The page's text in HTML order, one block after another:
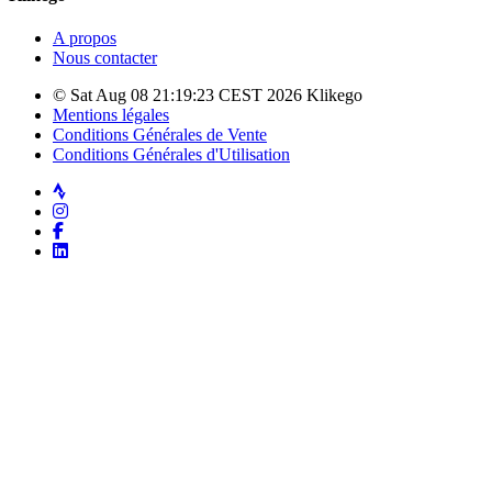
A propos
Nous contacter
© Sat Aug 08 21:19:23 CEST 2026 Klikego
Mentions légales
Conditions Générales de Vente
Conditions Générales d'Utilisation
Strava
Instagram
Facebook
LinkedIn